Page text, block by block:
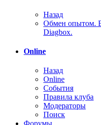
Назад
Обмен опытом.
Diagbox.
Online
Назад
Online
События
Правила клуба
Модераторы
Поиск